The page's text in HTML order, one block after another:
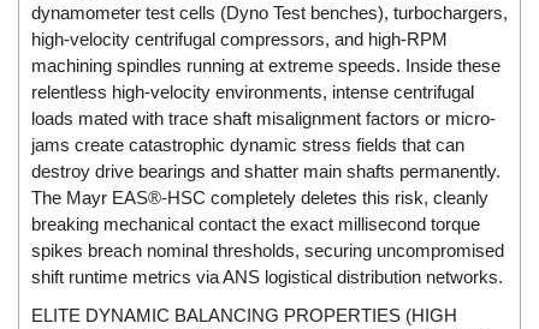
Dwyer
DYH
Dynisco
E+E ELEKTRONIK
E+H
E2S
Earthtech
Eaton
EBMPAPST
dynamometer test cells (Dyno Test benches), turbochargers,
high-velocity centrifugal compressors, and high-RPM
machining spindles running at extreme speeds. Inside these
relentless high-velocity environments, intense centrifugal
loads mated with trace shaft misalignment factors or micro-
jams create catastrophic dynamic stress fields that can
destroy drive bearings and shatter main shafts permanently.
The Mayr EAS®-HSC completely deletes this risk, cleanly
breaking mechanical contact the exact millisecond torque
spikes breach nominal thresholds, securing uncompromised
shift runtime metrics via ANS logistical distribution networks.
ELITE DYNAMIC BALANCING PROPERTIES (HIGH